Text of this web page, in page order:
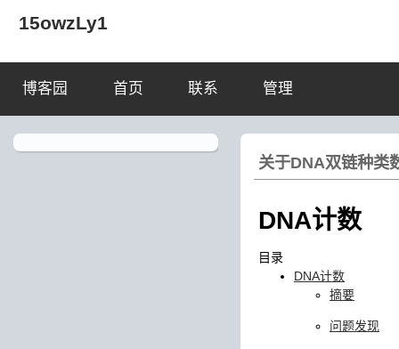
15owzLy1
博客园 首页 联系 管理
关于DNA双链种类
DNA计数
目录
DNA计数
摘要
问题发现